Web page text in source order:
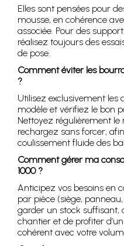
Elles sont pensées pour
mousse, en cohérence
associée. Pour des
réalisez toujours des
de pose.
Comment éviter les
?
Utilisez exclusivement les
modèle et vérifiez le bon
Nettoyez régulièrement le
rechargez sans forcer,
coulissement fluide des
Comment gérer ma
1000 ?
Anticipez vos besoins en
par pièce (siège,
garder un stock suffisant,
chantier et de profiter d’un
cohérent avec votre